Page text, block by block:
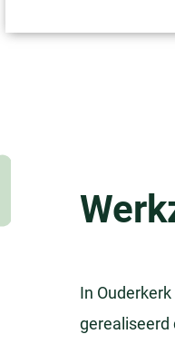
In
gerealiseerd